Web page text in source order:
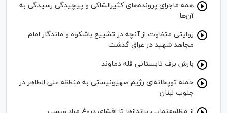
همه ماجرای پرونده‌های کثیرالشاکی و پیچیدگی رسیدگی به
آن‌ها
روایتی متفاوت از آنچه در تشییع باشکوه و ماندگار امام
مجاهد شهید در عراق گذشت
بارش برف تابستانی قله دماوند
حمله توپخانه‌ای رژیم صهیونیستی به منطقه علی الطاهر در
جنوب لبنان